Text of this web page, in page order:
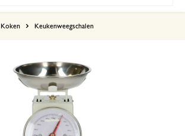
Koken Keukenweegschalen
3
2